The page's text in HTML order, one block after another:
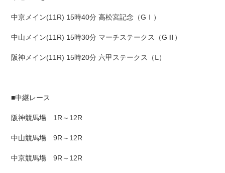
中京メイン(11R) 15時40分 高松宮記念（GⅠ）
中山メイン(11R) 15時30分 マーチステークス（GⅢ）
阪神メイン(11R) 15時20分 六甲ステークス（Ⅼ）
■中継レース
阪神競馬場 1R～12R
中山競馬場 9R～12R
中京競馬場 9R～12R